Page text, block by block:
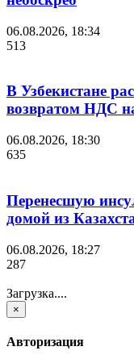
06.08.2026, 18:34
513
В Узбекистане
возвратом НДС
06.08.2026, 18:30
635
Перенесшую
домой из
06.08.2026, 18:27
287
Загрузка....
×
Авторизация